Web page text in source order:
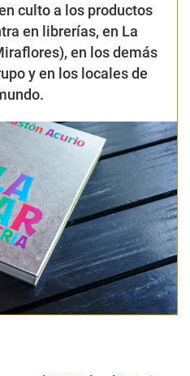
culto a los productos
en librerías, en La
en los demás
y en los locales de